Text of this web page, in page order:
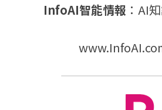
InfoAI智能情報 ：AI